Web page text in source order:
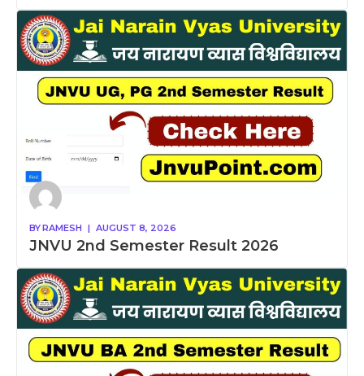
BYRAMESH | AUGUST 8, 2026
JNVU 2nd Semester Result 2026